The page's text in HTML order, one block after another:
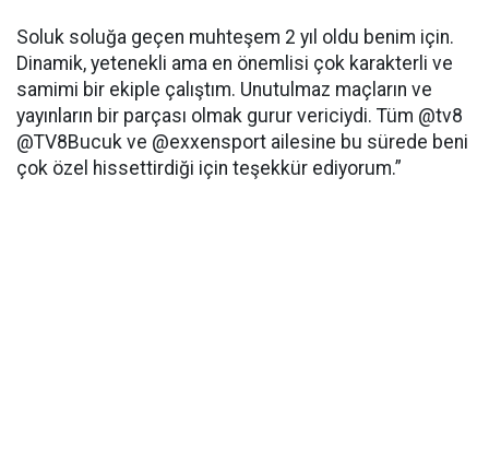
Soluk soluğa geçen muhteşem 2 yıl oldu benim için.
Dinamik, yetenekli ama en önemlisi çok karakterli ve
samimi bir ekiple çalıştım. Unutulmaz maçların ve
yayınların bir parçası olmak gurur vericiydi. Tüm @tv8
@TV8Bucuk ve @exxensport ailesine bu sürede beni
çok özel hissettirdiği için teşekkür ediyorum.”